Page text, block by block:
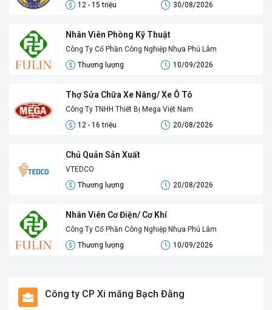
12 - 15 triệu
30/08/2026
Nhân Viên Phòng Kỹ Thuật
Công Ty Cổ Phần Công Nghiệp Nhựa Phú Lâm
Thương lượng
10/09/2026
Thợ Sửa Chữa Xe Nâng/ Xe Ô Tô
Công Ty TNHH Thiết Bị Mega Việt Nam
12 - 16 triệu
20/08/2026
Chủ Quản Sản Xuất
VTEDCO
Thương lượng
20/08/2026
Nhân Viên Cơ Điện/ Cơ Khí
Công Ty Cổ Phần Công Nghiệp Nhựa Phú Lâm
Thương lượng
10/09/2026
Công ty CP Xi măng Bạch Đằng